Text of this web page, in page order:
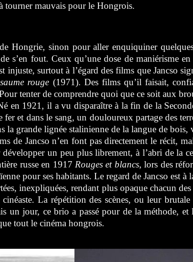
tourner mauvais pour le Hongrois.
Hongrie, sinon pour aller enquiquiner
s’en fout. Ceux qu’une dose de maniérisme
surtout à l’égard des films que Jancso
rouge (1971). Des films qu’il faisait,
tenter de comprendre quoi que ce soit aux
en 1921, il a vu disparaître à la fin de la
et dans le sang, un douloureux partage des
grande lignée stalinienne de la langue de
de Jancso n’en font pas directement le récit,
un peu plus librement, à l’abri de la
russe en 1917Rouges et blancs, lors des
pour ses habitants. Le regard de Jancso est
inexpliquées, rendant plus opaque chacun
La répétition des scènes, ou leur
un jour, ce brio a passé pour de la méthode, et
tout le cinéma hongrois.